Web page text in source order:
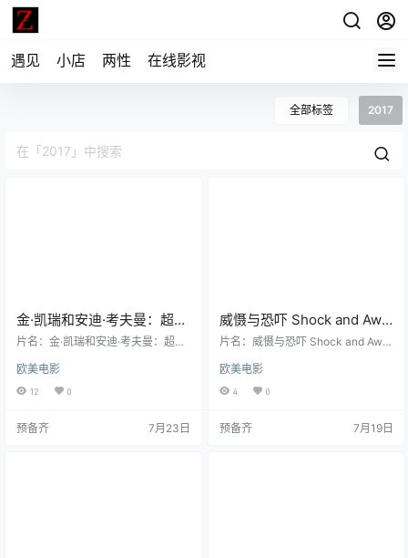
遇见 小店 两性 在线影视
全部标签 2017
金·凯瑞和安迪·考夫曼：超越
伟大 (2017)丨8.8分丨冷门高
片名：金·凯瑞和安迪·考夫曼：超越
片推荐 英语中字 分类：电影 又名：
吉姆与安迪:伟大的超越 类型：纪录
言：英语 首播/上映：2017-09-05
欧美电影
12 0
预备齐 7月23日
威慑与恐吓 Shock and Awe
(2017)丨6.8分丨罗伯·莱纳导
片名：威慑与恐吓 Shock and Awe
英语中字 分类：电影 又名：震撼真
相(台) / 震慑 类型：传记 / 历史 / 战
沃维奇 / 杰西卡·贝尔 / 詹姆斯·麦斯
欧美电影
4 0
预备齐 7月19日